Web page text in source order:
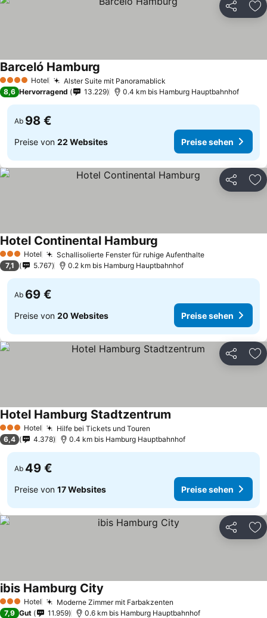
Teilen
4 Sterne Hotel Alster Suite mit Panoramablick
Barceló Hamburg
8,6 Hervorragend 13.229 0.4 km bis Hamburg Hauptbahnhof
Ab 98 €
Preise von 22 Websites Preise sehen
Teilen
3 SterneHotel Schallisolierte Fenster für ruhige Aufenthalte
Hotel Continental Hamburg
7,1 5.767 0.2 km bis Hamburg Hauptbahnhof
Ab 69 €
Preise von 20 Websites Preise sehen
Teilen
3 SterneHotel Hilfe bei Tickets und Touren
Hotel Hamburg Stadtzentrum
6,4 4.378 0.4 km bis Hamburg Hauptbahnhof
Ab 49 €
Preise von 17 Websites Preise sehen
Teilen
3 SterneHotel Moderne Zimmer mit Farbakzenten
ibis Hamburg City
7,9 Gut 11.959 0.6 km bis Hamburg Hauptbahnhof